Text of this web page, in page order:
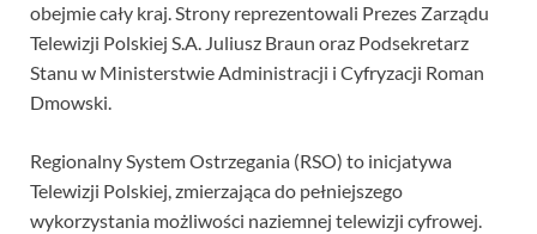
obejmie cały kraj. Strony reprezentowali Prezes Zarządu
Telewizji Polskiej S.A. Juliusz Braun oraz Podsekretarz
Stanu w Ministerstwie Administracji i Cyfryzacji Roman
Dmowski.
Regionalny System Ostrzegania (RSO) to inicjatywa
Telewizji Polskiej, zmierzająca do pełniejszego
wykorzystania możliwości naziemnej telewizji cyfrowej.